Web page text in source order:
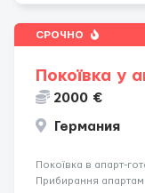
СРОЧНО
Покоївка у
2000 €
Германия
Покоївка в апарт-
Прибирання